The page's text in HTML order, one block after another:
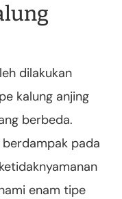
dilakukan
kalung anjing
berbeda.
pada
enam tipe